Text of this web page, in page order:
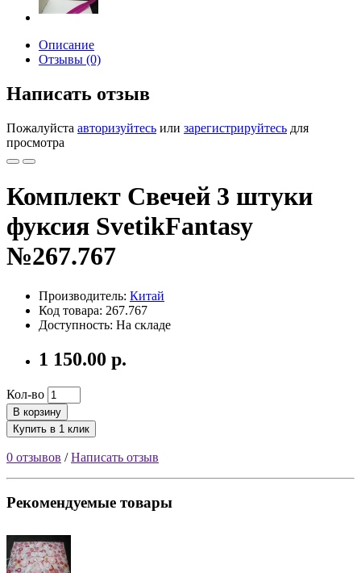
Описание
Отзывы (0)
Написать отзыв
Пожалуйста авторизуйтесь или зарегистрируйтесь для
просмотра
Комплект Свечей 3 штуки
фуксия SvetikFantasy
№267.767
Производитель: Китай
Код товара: 267.767
Доступность: На складе
1 150.00 р.
Кол-во
В корзину
Купить в 1 клик
0 отзывов /Написать отзыв
Рекомендуемые товары